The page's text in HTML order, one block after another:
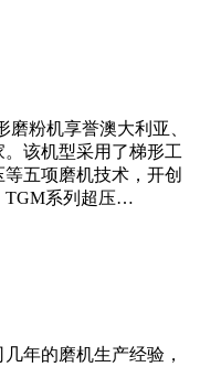
粉机享誉澳大利亚、
该机型采用了梯形工
五项磨机技术，开创
TGM系列超压…
年的磨机生产经验，